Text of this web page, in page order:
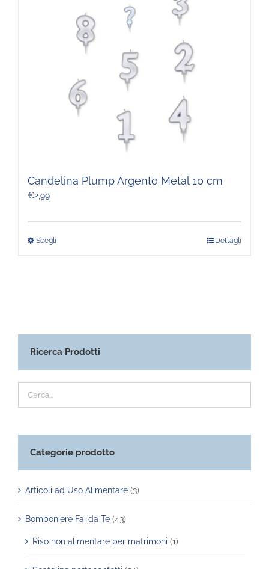
Candelina Plump Argento Metal 10 cm
€2,99
Scegli
possono
essere
del
prodotto
Dettagli
Ricerca Prodotti
Categorie prodotto
Articoli ad Uso Alimentare (3)
Bomboniere Fai da Te (43)
Riso non alimentare per matrimoni (1)